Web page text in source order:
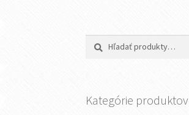
Hľadať:
Vyhľadávanie
Kategórie produktov